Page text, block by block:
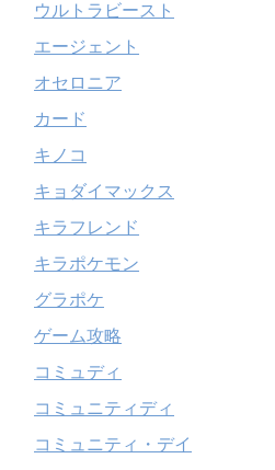
ウルトラビースト
エージェント
オセロニア
カード
キノコ
キョダイマックス
キラフレンド
キラポケモン
グラポケ
ゲーム攻略
コミュディ
コミュニティディ
コミュニティ・デイ